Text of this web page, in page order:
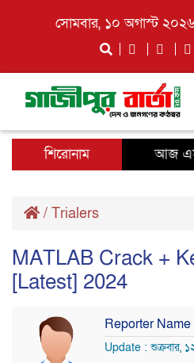
সোমবার, ১০ অগাস্ট
শিরোনাম
আজ
/ Trialers
MATLAB Crack +
[Latest] 2024
Reporter Name
Update : শুক্রবার,